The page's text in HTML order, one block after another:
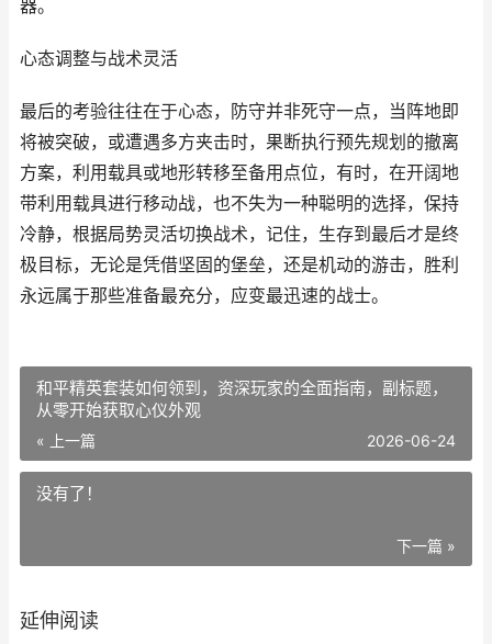
器。
心态调整与战术灵活
最后的考验往往在于心态，防守并非死守一点，当阵地即
将被突破，或遭遇多方夹击时，果断执行预先规划的撤离
方案，利用载具或地形转移至备用点位，有时，在开阔地
带利用载具进行移动战，也不失为一种聪明的选择，保持
冷静，根据局势灵活切换战术，记住，生存到最后才是终
极目标，无论是凭借坚固的堡垒，还是机动的游击，胜利
永远属于那些准备最充分，应变最迅速的战士。
和平精英套装如何领到，资深玩家的全面指南，副标题，
从零开始获取心仪外观
« 上一篇 2026-06-24
没有了！
下一篇 »
延伸阅读